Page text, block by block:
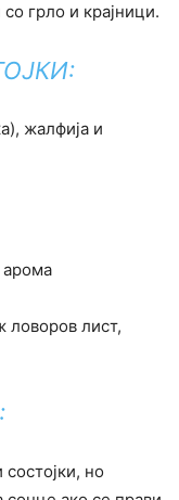
грло и крајници.
жалфија и
арома
ловоров лист,
но